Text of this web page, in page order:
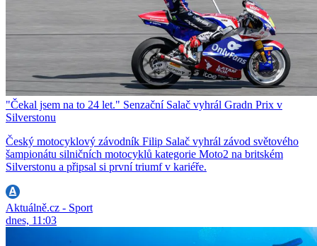
"Čekal jsem na to 24 let." Senzační Salač vyhrál Gradn Prix v
Silverstonu
Český motocyklový závodník Filip Salač vyhrál závod světového
šampionátu silničních motocyklů kategorie Moto2 na britském
Silverstonu a připsal si první triumf v kariéře.
Aktuálně.cz - Sport
dnes, 11:03